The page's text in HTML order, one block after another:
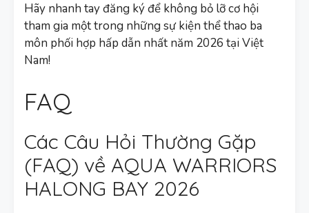
Hãy nhanh tay đăng ký để không bỏ lỡ cơ hội
tham gia một trong những sự kiện thể thao ba
môn phối hợp hấp dẫn nhất năm 2026 tại Việt
Nam!
FAQ
Các Câu Hỏi Thường Gặp
(FAQ) về AQUA WARRIORS
HALONG BAY 2026